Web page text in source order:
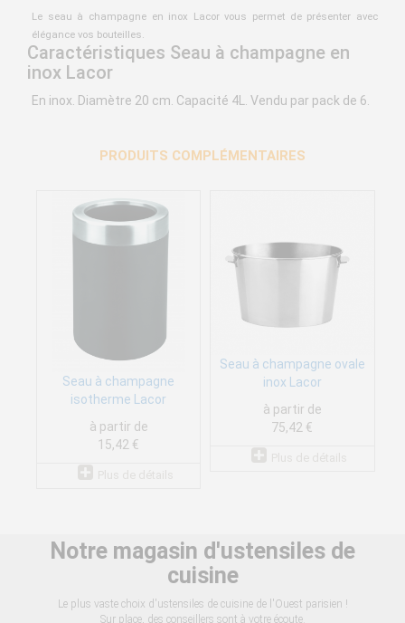
Le seau à champagne en inox Lacor vous permet de présenter avec
élégance vos bouteilles.
Caractéristiques Seau à champagne en
inox Lacor
En inox. Diamètre 20 cm. Capacité 4L. Vendu par pack de 6.
PRODUITS COMPLÉMENTAIRES
Seau à champagne
isotherme Lacor
à partir de
15,42 €
Seau à champagne ovale
inox Lacor
à partir de
75,42 €
Notre magasin d'ustensiles de
cuisine
Le plus vaste choix d'ustensiles de cuisine de l'Ouest parisien !
Sur place, des conseillers sont à votre écoute.